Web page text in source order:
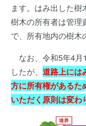
ます。はみ出した樹
樹木の所有者は管理
で、所有地内の樹木
なお、令和5年4月
したが、道路上には
方に所有権があるた
いただく原則は変わ